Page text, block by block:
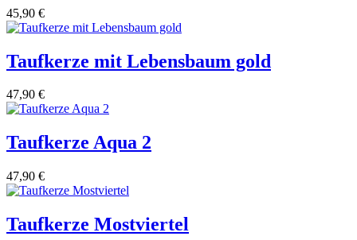
45,90 €
Taufkerze mit Lebensbaum gold
47,90 €
Taufkerze Aqua 2
47,90 €
Taufkerze Mostviertel